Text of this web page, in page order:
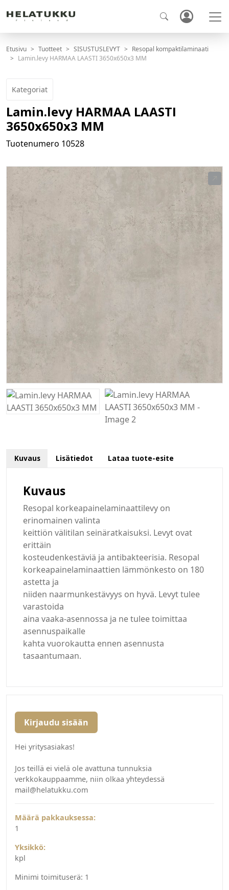
Etusivu Tuotteet SISUSTUSLEVYT
Resopal kompaktilaminaati
Lamin.levy HARMAA LAASTI 3650x650x3 MM
Kategoriat
Lamin.levy HARMAA LAASTI
3650x650x3 MM
Tuotenumero 10528
Kuvaus Lisätiedot Lataa tuote-esite
Kuvaus
Resopal korkeapainelaminaattilevy on
erinomainen valinta
keittiön välitilan seinäratkaisuksi. Levyt ovat
erittäin
kosteudenkestäviä ja antibakteerisia. Resopal
korkeapainelaminaattien lämmönkesto on 180
astetta ja
niiden naarmunkestävyys on hyvä. Levyt tulee
varastoida
aina vaaka-asennossa ja ne tulee toimittaa
asennuspaikalle
kahta vuorokautta ennen asennusta
tasaantumaan.
Kirjaudu sisään
Hei yritysasiakas!
Jos teillä ei vielä ole avattuna tunnuksia
verkkokauppaamme, niin olkaa yhteydessä
mail@helatukku.com
Määrä pakkauksessa:
1
Yksikkö:
kpl
Minimi toimituserä: 1